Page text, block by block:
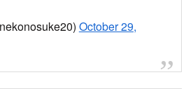
October 29,